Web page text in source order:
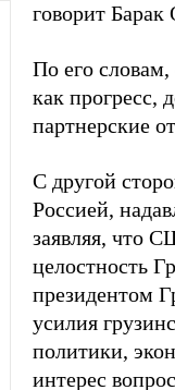
говорит Барак
По его словам,
как прогресс,
партнерские
С другой
Россией,
заявляя, что
целостность
президентом
усилия
политики,
интерес